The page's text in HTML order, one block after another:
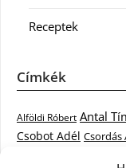
Receptek
Címkék
Alföldi Róbert Antal
Csobot Adél Csordás